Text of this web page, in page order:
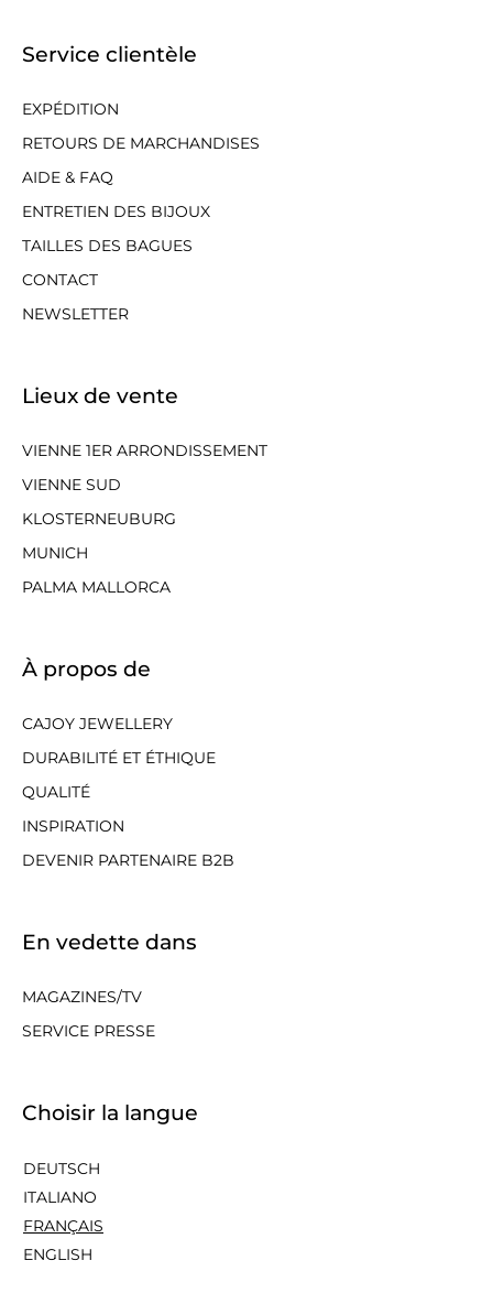
Service clientèle
EXPÉDITION
RETOURS DE MARCHANDISES
AIDE & FAQ
ENTRETIEN DES BIJOUX
TAILLES DES BAGUES
CONTACT
NEWSLETTER
Lieux de vente
VIENNE 1ER ARRONDISSEMENT
VIENNE SUD
KLOSTERNEUBURG
MUNICH
PALMA MALLORCA
À propos de
CAJOY JEWELLERY
DURABILITÉ ET ÉTHIQUE
QUALITÉ
INSPIRATION
DEVENIR PARTENAIRE B2B
En vedette dans
MAGAZINES/TV
SERVICE PRESSE
Choisir la langue
DEUTSCH
ITALIANO
FRANÇAIS
ENGLISH